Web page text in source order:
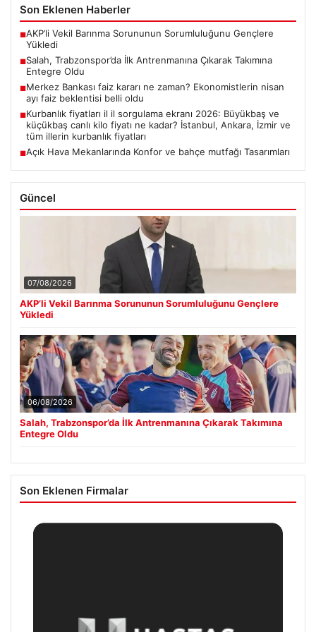
Son Eklenen Haberler
■AKP’li Vekil Barınma Sorununun Sorumluluğunu Gençlere
Yükledi
■Salah, Trabzonspor’da İlk Antrenmanına Çıkarak Takımına
Entegre Oldu
■Merkez Bankası faiz kararı ne zaman? Ekonomistlerin nisan
ayı faiz beklentisi belli oldu
■Kurbanlık fiyatları il il sorgulama ekranı 2026: Büyükbaş ve
küçükbaş canlı kilo fiyatı ne kadar? İstanbul, Ankara, İzmir ve
tüm illerin kurbanlık fiyatları
■Açık Hava Mekanlarında Konfor ve bahçe mutfağı Tasarımları
Güncel
07/08/2026
AKP’li Vekil Barınma Sorununun Sorumluluğunu Gençlere
Yükledi
06/08/2026
Salah, Trabzonspor’da İlk Antrenmanına Çıkarak Takımına
Entegre Oldu
Son Eklenen Firmalar